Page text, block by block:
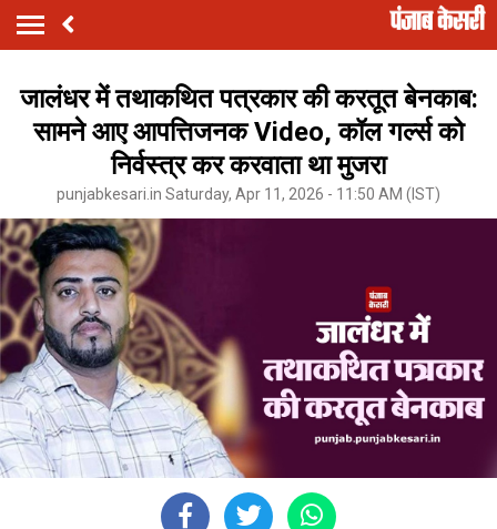
जालंधर में तथाकथित पत्रकार की करतूत बेनकाब:
सामने आए आपत्तिजनक Video, कॉल गर्ल्स को
निर्वस्त्र कर करवाता था मुजरा
punjabkesari.in Saturday, Apr 11, 2026 - 11:50 AM (IST)